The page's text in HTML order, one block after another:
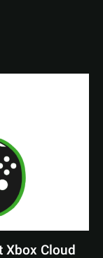
Xbox Cloud